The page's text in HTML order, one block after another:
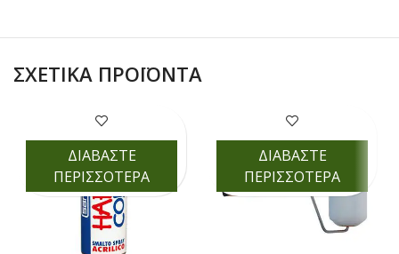
ΣΧΕΤΙΚΆ ΠΡΟΪΌΝΤΑ
ΔΙΑΒΑΣΤΕ
ΠΕΡΙΣΣΟΤΕΡΑ
ΔΙΑΒΑΣΤΕ
ΠΕΡΙΣΣΟΤΕΡΑ